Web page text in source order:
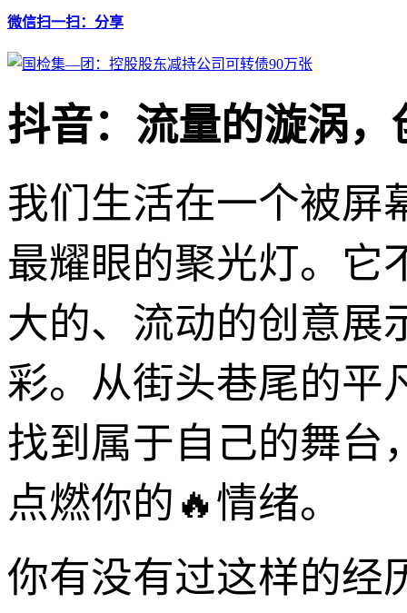
微信扫一扫：分享
抖音：流量的漩涡
我们生活在一个被屏
最耀眼的聚光灯。它
大的、流动的创意展
彩。从街头巷尾的平
找到属于自己的舞台
点燃你的🔥情绪。
你有没有过这样的经